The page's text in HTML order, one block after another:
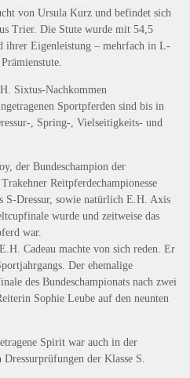
von Ursula Kurz und befindet sich
Trier. Die Stute wurde mit 54,5
ihrer Eigenleistung – mehrfach in L-
Sixtus-Nachkommen
Sportpferden sind bis in
, Spring-, Vielseitigkeits- und
der Bundeschampion der
Reitpferdechampionesse
S-Dressur, sowie natürlich E.H. Axis
wurde und zeitweise das
war.
Cadeau machte von sich reden. Er
Der ehemalige
des Bundeschampionats nach zwei
Sophie Leube auf den neunten
Spirit war auch in der
der Klasse S.